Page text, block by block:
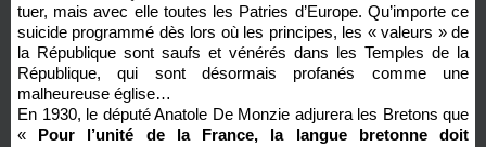
tuer, mais avec elle toutes les Patries d’Europe. Qu’importe ce
suicide programmé dès lors où les principes, les « valeurs » de
la République sont saufs et vénérés dans les Temples de la
République, qui sont désormais profanés comme une
malheureuse église…
En 1930, le député Anatole De Monzie adjurera les Bretons que
« Pour l’unité de la France, la langue bretonne doit